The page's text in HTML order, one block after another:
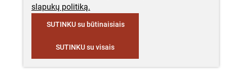
slapukų politiką.
SUTINKU su būtinaisiais
SUTINKU su visais